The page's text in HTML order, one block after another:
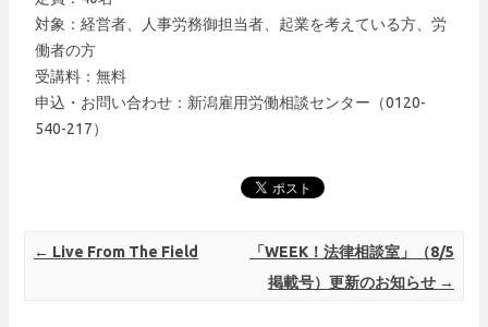
対象：経営者、人事労務御担当者、起業を考えている方、労
働者の方
受講料：無料
申込・お問い合わせ：新潟雇用労働相談センター（0120-
540-217）
Post navigation
← Live From The Field
「WEEK！法律相談室」（8/5
掲載号）更新のお知らせ →